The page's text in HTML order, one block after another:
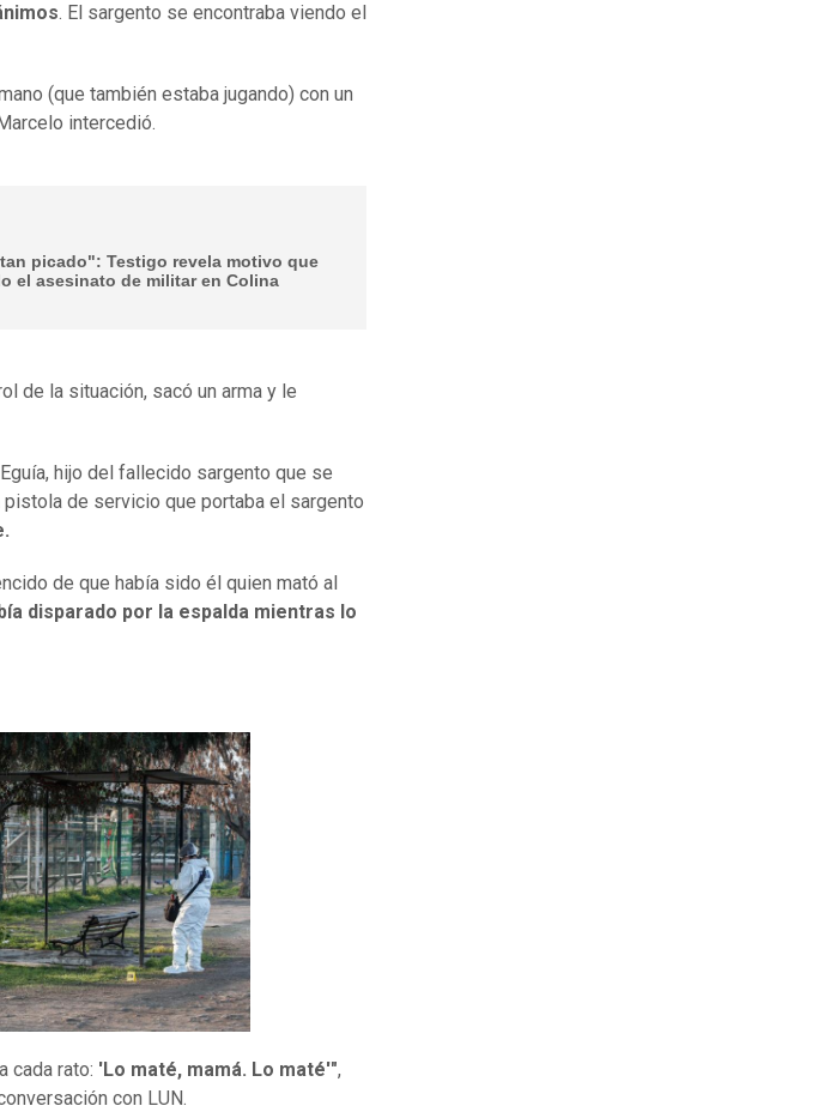
. El sargento se encontraba viendo el
(que también estaba jugando) con un
intercedió.
picado": Testigo revela motivo que
el asesinato de militar en Colina
de la situación, sacó un arma y le
hijo del fallecido sargento que se
de servicio que portaba el sargento
de que había sido él quien mató al
disparado por la espalda mientras lo
cada rato: 'Lo maté, mamá. Lo maté'",
con LUN.